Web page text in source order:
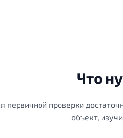
Что
первичной проверки
объект,